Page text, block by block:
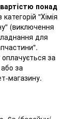
вартістю понад
"Хімія
(виключення
для
за
за
магазину.